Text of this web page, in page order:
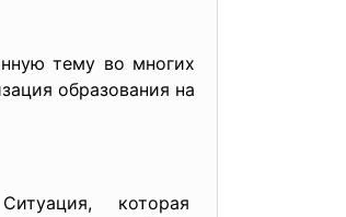
тему во многих
образования на
которая